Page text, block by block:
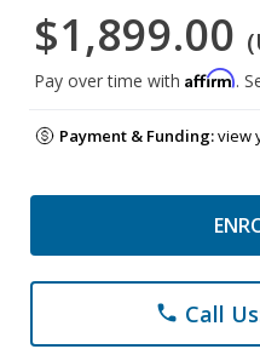
$1,899.00
Pay over time with Affirm.
Payment & Funding:view
phone Call